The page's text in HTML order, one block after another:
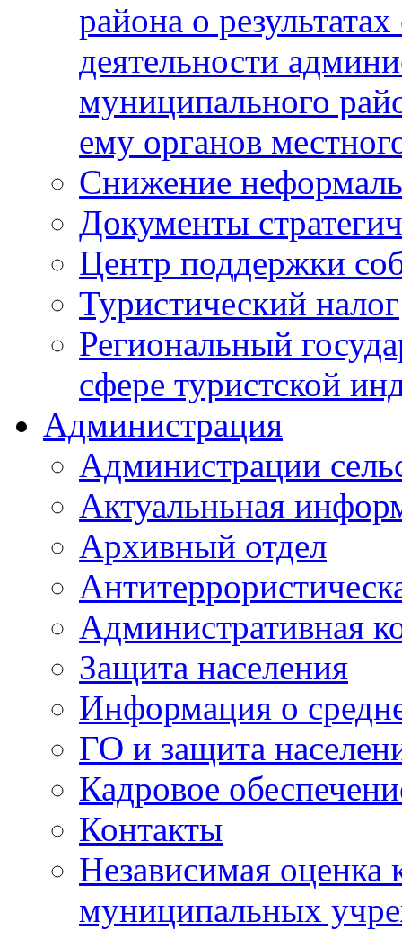
района о
деятельности
муниципального
ему органов
Снижение
Документы
Центр поддержки
Туристический налог
Региональный
сфере туристской
Администрация
Администрации
Актуальньная
Архивный отдел
Административная
Защита населения
Информация о
ГО и защита
Кадровое
Контакты
Независимая оценка
муниципальных